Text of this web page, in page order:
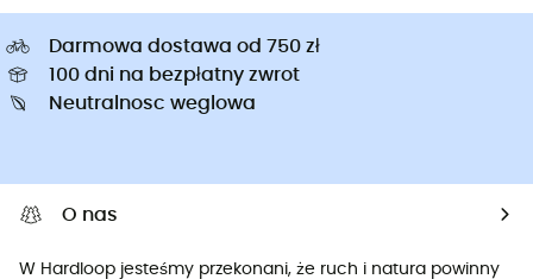
Darmowa dostawa od 750 zł
100 dni na bezpłatny zwrot
Neutralnosc weglowa
O nas
W Hardloop jesteśmy przekonani, że ruch i natura powinny